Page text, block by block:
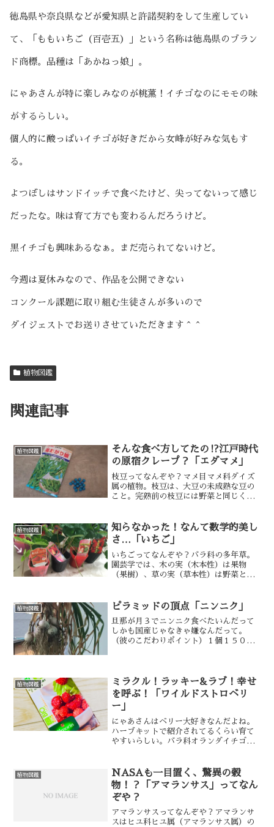
徳島県や奈良県などが愛知県と許諾契約をして生産してい
て、「ももいちご（百壱五）」という名称は徳島県のブラン
ド商標。品種は「あかねっ娘」。
にゃあさんが特に楽しみなのが桃薫！イチゴなのにモモの味
がするらしい。
個人的に酸っぱいイチゴが好きだから女峰が好みな気もす
る。
よつぼしはサンドイッチで食べたけど、尖ってないって感じ
だったな。味は育て方でも変わるんだろうけど。
黒イチゴも興味あるなぁ。まだ売られてないけど。
今週は夏休みなので、作品を公開できない
コンクール課題に取り組む生徒さんが多いので
ダイジェストでお送りさせていただきます＾＾
植物図鑑
関連記事
植物図鑑
そんな食べ方してたの⁉江戸時代
の原宿クレープ？「エダマメ」
枝豆ってなんぞや？マメ目マメ科ダイズ
属の植物。枝豆は、大豆の未成熟な豆の
こと。完熟前の枝豆には野菜と同じくら
豆は野菜類」らしい。大豆の原産地は中
国南西部の雲南省とする説が...
植物図鑑
知らなかった！なんて数学的美し
さ…「いちご」
いちごってなんぞや？バラ科の多年草。
園芸学では、木の実（木本性）は果物
（果樹）、草の実（草本性）は野菜と分
「果実的野菜」とも呼ばれる。こんなに
数学的な美しさを持つ植物があ...
植物図鑑 ピラミッドの頂点「ニンニク」
旦那が月３でニンニク食べたいんだって
しかも国産じゃなきゃ嫌なんだって。
（彼のこだわりポイント）１個１５０円
ガンバナ科ネギ属の多年草。原...
植物図鑑
ミラクル！ラッキー&ラブ！幸せ
を呼ぶ！「ワイルドストロベリ
ー」
にゃあさんはベリー大好きなんだよね。
ハーブキットで紹介されてるくらい育て
やすいらしい。バラ科オランダイチゴ属
い。野苺。親株からたくさんの子づるを
伸ばして実を付ける様子が...
植物図鑑
NASAも一目置く、驚異の穀
物！？「アマランサス」ってなん
ぞや？
アマランサスってなんぞや？アマランサ
スはヒユ科ヒユ属（アマランサス属）の